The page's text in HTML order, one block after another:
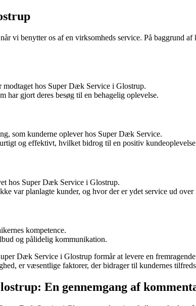
vi benytter os af en virksomheds service. På baggrund
hos Super Dæk Service i Glostrup.
har gjort deres besøg til en behagelig oplevelse.
som kunderne oplever hos Super Dæk Service.
og effektivt, hvilket bidrog til en positiv
hos Super Dæk Service i Glostrup.
var planlagte kunder, og hvor der er ydet service ud
kompetence.
og pålidelig kommunikation.
Dæk Service i Glostrup formår at levere en
er væsentlige faktorer, der bidrager til kundernes
En gennemgang af